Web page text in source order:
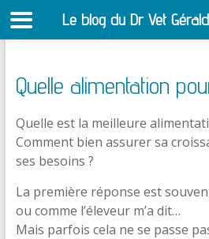
Quelle alimentation
Quelle est la meilleure
Comment bien assurer sa
ses besoins ?
La première réponse est
ou comme l’éleveur m’a dit…
Mais parfois cela ne se passe
Le blog du Dr Vet